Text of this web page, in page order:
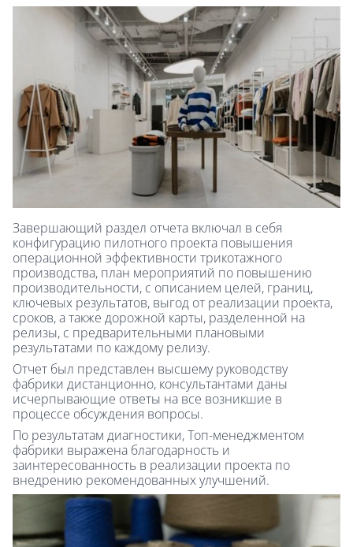
Завершающий раздел отчета включал в себя
конфигурацию пилотного проекта повышения
операционной эффективности трикотажного
производства, план мероприятий по повышению
производительности, с описанием целей, границ,
ключевых результатов, выгод от реализации проекта,
сроков, а также дорожной карты, разделенной на
релизы, с предварительными плановыми
результатами по каждому релизу.
Отчет был представлен высшему руководству
фабрики дистанционно, консультантами даны
исчерпывающие ответы на все возникшие в
процессе обсуждения вопросы.
По результатам диагностики, Топ-менеджментом
фабрики выражена благодарность и
заинтересованность в реализации проекта по
внедрению рекомендованных улучшений.